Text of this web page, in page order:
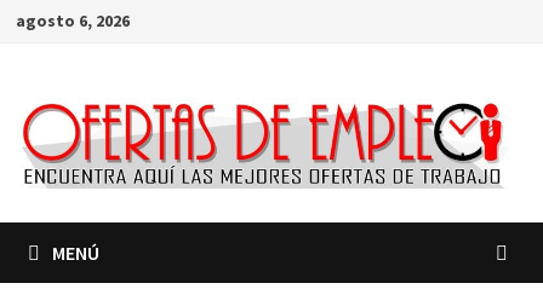
Saltar
agosto 6, 2026
MENÚ